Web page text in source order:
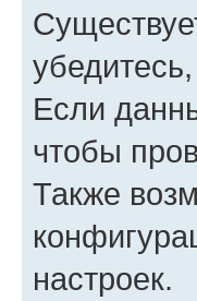
Если
чтобы
Также
настроек.